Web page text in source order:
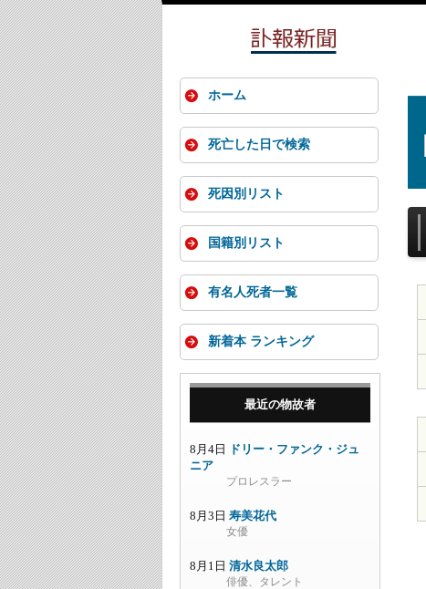
ホーム
死亡した日で検索
死因別リスト
国籍別リスト
有名人死者一覧
新着本 ランキング
最近の物故者
8月4日
ドリー・ファンク・ジュ
ニア
プロレスラー
8月3日 寿美花代
女優
8月1日 清水良太郎
俳優、タレント